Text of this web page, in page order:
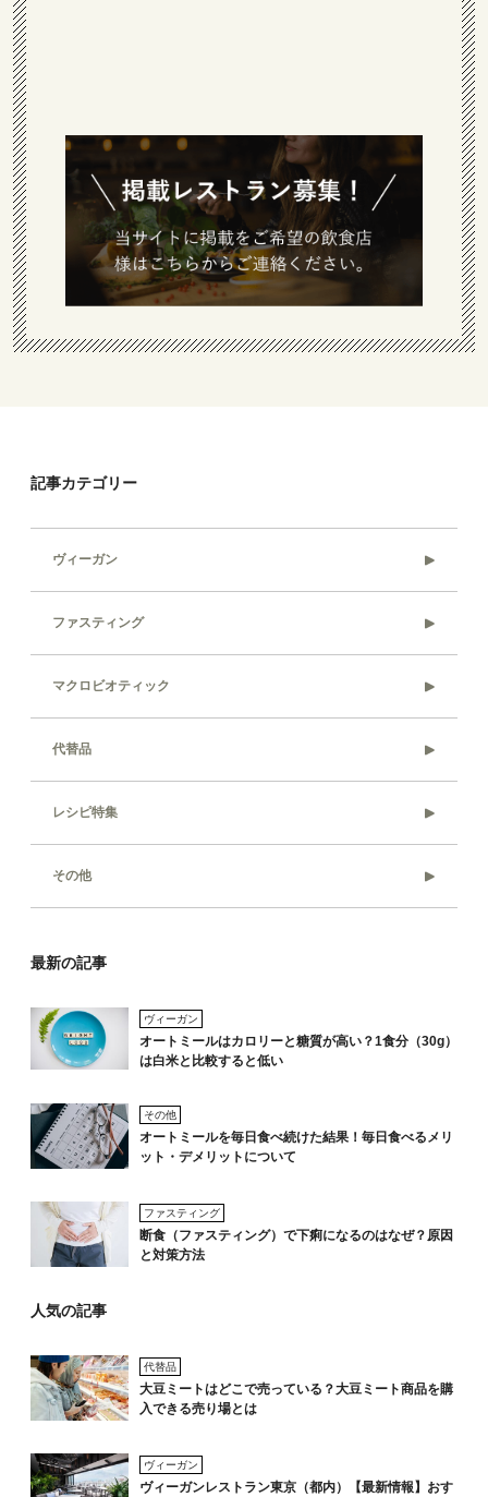
記事カテゴリー
ヴィーガン
ファスティング
マクロビオティック
代替品
レシピ特集
その他
最新の記事
ヴィーガン
オートミールはカロリーと糖質が高い？1食分（30g）
は白米と比較すると低い
その他
オートミールを毎日食べ続けた結果！毎日食べるメリ
ット・デメリットについて
ファスティング
断食（ファスティング）で下痢になるのはなぜ？原因
と対策方法
人気の記事
代替品
大豆ミートはどこで売っている？大豆ミート商品を購
入できる売り場とは
ヴィーガン
ヴィーガンレストラン東京（都内）【最新情報】おす